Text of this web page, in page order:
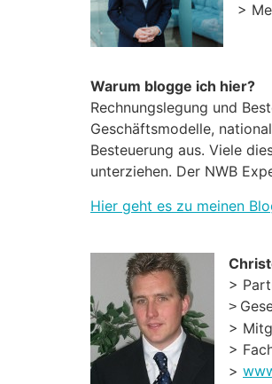
>
Warum blogge ich hier?
Rechnungslegung und
Geschäftsmodelle,
Besteuerung aus. Viele
unterziehen. Der NWB
Hier geht es zu meinen
>
>
>
>
>